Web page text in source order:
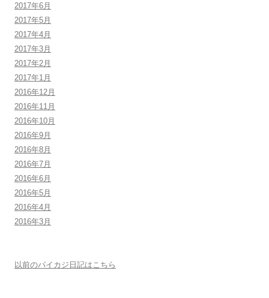
2017年6月
2017年5月
2017年4月
2017年3月
2017年2月
2017年1月
2016年12月
2016年11月
2016年10月
2016年9月
2016年8月
2016年7月
2016年6月
2016年5月
2016年4月
2016年3月
以前のパイカジ日記はこちら